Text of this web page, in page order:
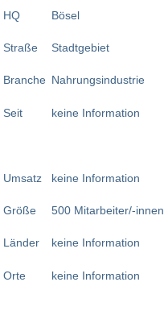
HQ
Straße
Branche
Seit
Umsatz
Größe
Länder
Orte
Bösel
Stadtgebiet
Nahrungsindustrie
keine Information
keine Information
500 Mitarbeiter/-innen
keine Information
keine Information